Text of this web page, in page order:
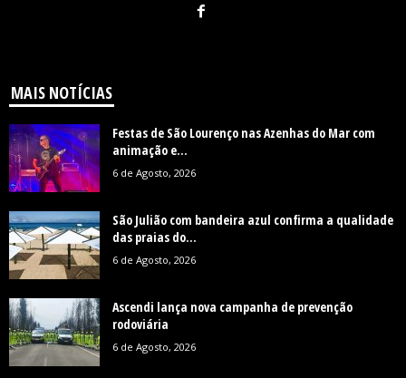
MAIS NOTÍCIAS
Festas de São Lourenço nas Azenhas do Mar com
animação e...
6 de Agosto, 2026
São Julião com bandeira azul confirma a qualidade
das praias do...
6 de Agosto, 2026
Ascendi lança nova campanha de prevenção
rodoviária
6 de Agosto, 2026